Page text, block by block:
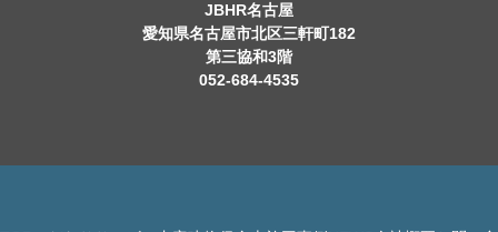
JBHR名古屋
愛知県名古屋市北区三軒町182
第三協和3階
052-684-4535